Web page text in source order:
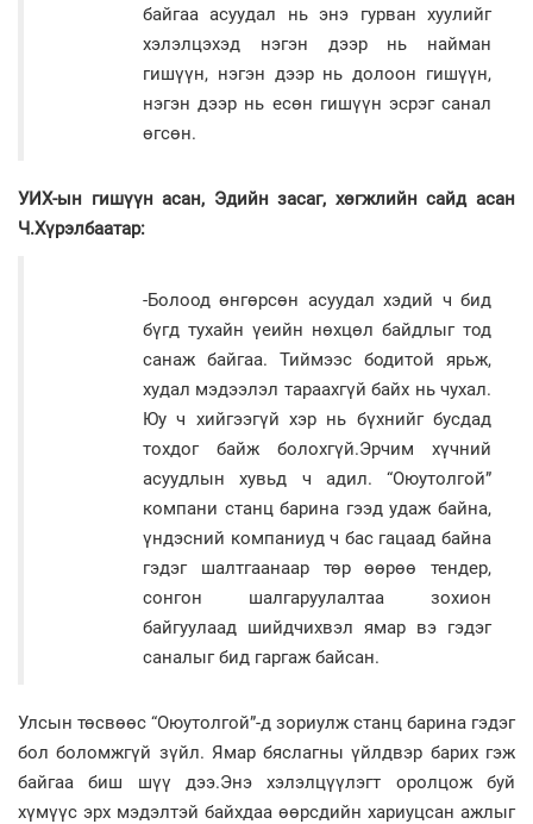
байгаа асуудал нь энэ гурван хуулийг
хэлэлцэхэд нэгэн дээр нь найман
гишүүн, нэгэн дээр нь долоон гишүүн,
нэгэн дээр нь есөн гишүүн эсрэг санал
өгсөн.
УИХ-ын гишүүн асан, Эдийн засаг, хөгжлийн сайд асан
Ч.Хүрэлбаатар:
-Болоод өнгөрсөн асуудал хэдий ч бид
бүгд тухайн үеийн нөхцөл байдлыг тод
санаж байгаа. Тиймээс бодитой ярьж,
худал мэдээлэл тараахгүй байх нь чухал.
Юу ч хийгээгүй хэр нь бүхнийг бусдад
тохдог байж болохгүй.Эрчим хүчний
асуудлын хувьд ч адил. “Оюутолгой”
компани станц барина гээд удаж байна,
үндэсний компаниуд ч бас гацаад байна
гэдэг шалтгаанаар төр өөрөө тендер,
сонгон шалгаруулалтаа зохион
байгуулаад шийдчихвэл ямар вэ гэдэг
саналыг бид гаргаж байсан.
Улсын төсвөөс “Оюутолгой”-д зориулж станц барина гэдэг
бол боломжгүй зүйл. Ямар бяслагны үйлдвэр барих гэж
байгаа биш шүү дээ.Энэ хэлэлцүүлэгт оролцож буй
хүмүүс эрх мэдэлтэй байхдаа өөрсдийн хариуцсан ажлыг